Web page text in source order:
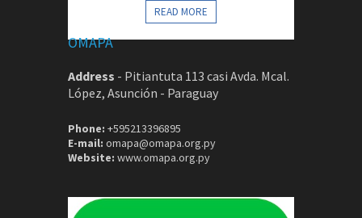
READ MORE
OMAPA
Address - Pitiantuta 113 casi Avda. Mcal.
López, Asunción - Paraguay
Phone: +595213396895
E-mail: omapa@omapa.org.py
Website: www.omapa.org.py